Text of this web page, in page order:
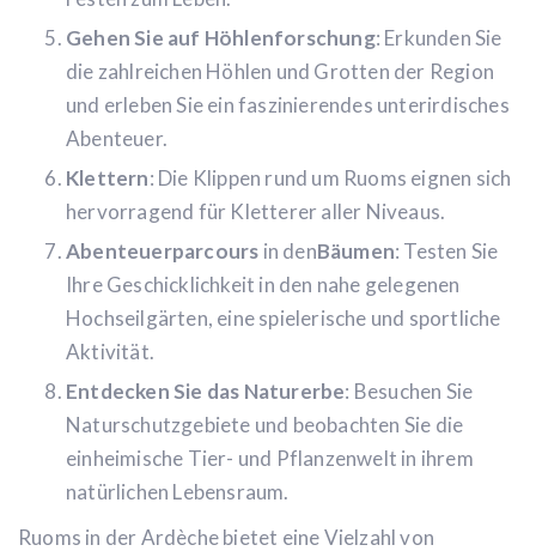
Gehen Sie auf Höhlenforschung: Erkunden Sie
die zahlreichen Höhlen und Grotten der Region
und erleben Sie ein faszinierendes unterirdisches
Abenteuer.
Klettern: Die Klippen rund um Ruoms eignen sich
hervorragend für Kletterer aller Niveaus.
Abenteuerparcours in denBäumen: Testen Sie
Ihre Geschicklichkeit in den nahe gelegenen
Hochseilgärten, eine spielerische und sportliche
Aktivität.
Entdecken Sie das Naturerbe: Besuchen Sie
Naturschutzgebiete und beobachten Sie die
einheimische Tier- und Pflanzenwelt in ihrem
natürlichen Lebensraum.
Ruoms in der Ardèche bietet eine Vielzahl von